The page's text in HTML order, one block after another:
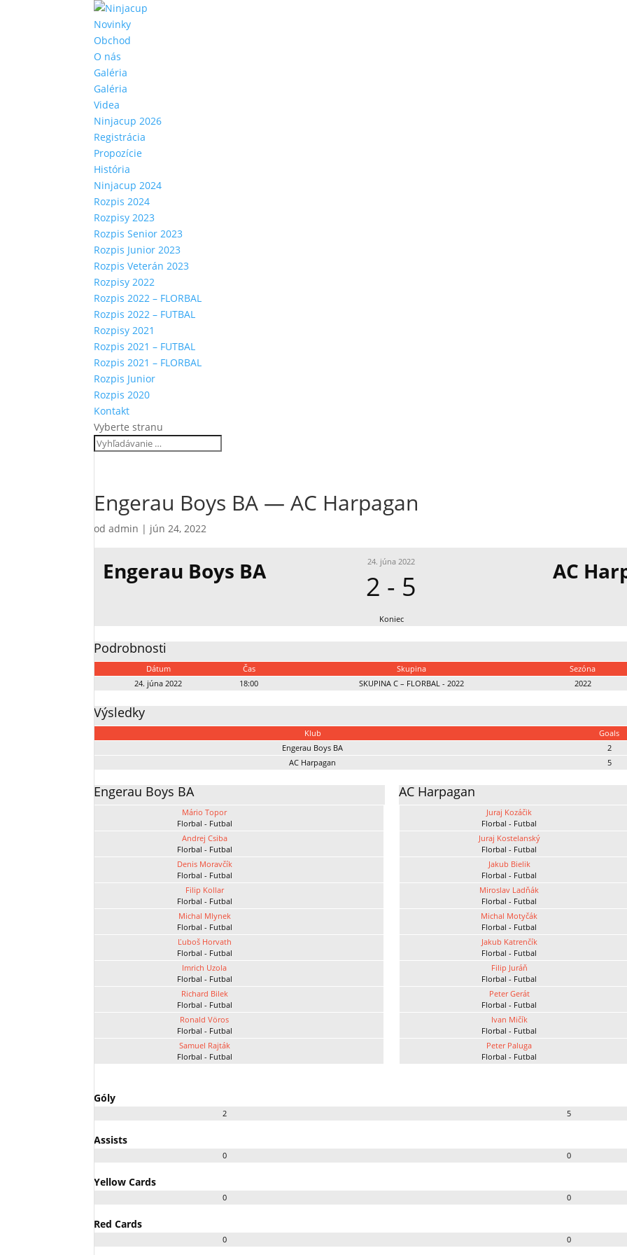
Novinky
Obchod
O nás
Galéria
Galéria
Videa
Ninjacup 2026
Registrácia
Propozície
História
Ninjacup 2024
Rozpis 2024
Rozpisy 2023
Rozpis Senior 2023
Rozpis Junior 2023
Rozpis Veterán 2023
Rozpisy 2022
Rozpis 2022 – FLORBAL
Rozpis 2022 – FUTBAL
Rozpisy 2021
Rozpis 2021 – FUTBAL
Rozpis 2021 – FLORBAL
Rozpis Junior
Rozpis 2020
Kontakt
Vyberte stranu
Engerau Boys BA — AC Harpagan
odadmin | jún 24, 2022
Engerau Boys BA AC
24. júna 2022
2 - 5
Koniec
Podrobnosti
Dátum Čas Skupina Sezóna
24. júna 2022
18:00 SKUPINA C – FLORBAL - 2022 2022
Výsledky
Klub
Goals
Engerau Boys BA
2
AC Harpagan
5
Engerau Boys BA
Mário Topor
Florbal - Futbal
Andrej Csiba
Florbal - Futbal
Denis Moravčík
Florbal - Futbal
Filip Kollar
Florbal - Futbal
Michal Mlynek
Florbal - Futbal
Ľuboš Horvath
Florbal - Futbal
Imrich Uzola
Florbal - Futbal
Richard Bilek
Florbal - Futbal
Ronald Vöros
Florbal - Futbal
Samuel Rajták
Florbal - Futbal
AC Harpagan
Juraj Kozáčik
Florbal - Futbal
Juraj Kostelanský
Florbal - Futbal
Jakub Bielik
Florbal - Futbal
Miroslav Ladňák
Florbal - Futbal
Michal Motyčák
Florbal - Futbal
Jakub Katrenčík
Florbal - Futbal
Filip Juráň
Florbal - Futbal
Peter Gerát
Florbal - Futbal
Ivan Mičík
Florbal - Futbal
Peter Paluga
Florbal - Futbal
Góly
2 5
Assists
0 0
Yellow Cards
0 0
Red Cards
0 0